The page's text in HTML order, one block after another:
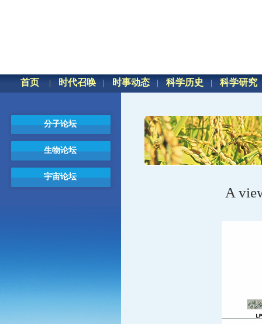
首页 时代召唤 时事动态 科学历史 科学研究
分子论坛
生物论坛
宇宙论坛
A